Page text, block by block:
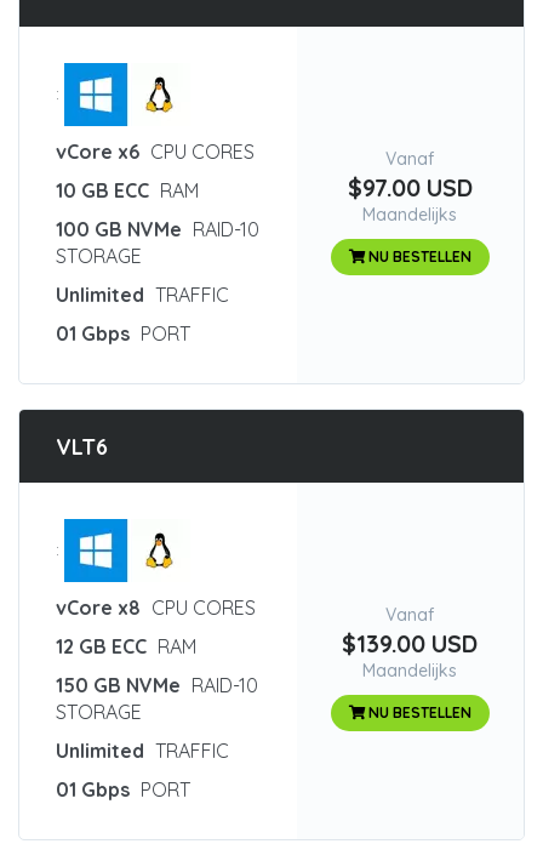
:
vCore x6 CPU CORES
10 GB ECC RAM
100 GB NVMe RAID-10
STORAGE
Unlimited TRAFFIC
01 Gbps PORT
Vanaf
$97.00 USD
Maandelijks
NU BESTELLEN
VLT6
:
vCore x8 CPU CORES
12 GB ECC RAM
150 GB NVMe RAID-10
STORAGE
Unlimited TRAFFIC
01 Gbps PORT
Vanaf
$139.00 USD
Maandelijks
NU BESTELLEN